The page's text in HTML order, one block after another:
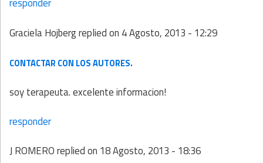
responder
Graciela Hojbergreplied on 4 Agosto, 2013 - 12:29
CONTACTAR CON LOS AUTORES.
soy terapeuta. excelente informacion!
responder
J ROMEROreplied on 18 Agosto, 2013 - 18:36